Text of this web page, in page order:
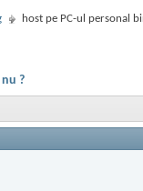
host pe PC-ul personal
?